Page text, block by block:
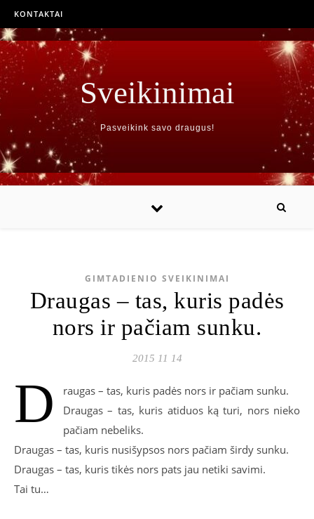
KONTAKTAI
Sveikinimai
Pasveikink savo draugus!
GIMTADIENIO SVEIKINIMAI
Draugas – tas, kuris padės
nors ir pačiam sunku.
2015 11 14
D
raugas – tas, kuris padės nors ir pačiam sunku.
Draugas – tas, kuris atiduos ką turi, nors nieko
pačiam nebeliks.
Draugas – tas, kuris nusišypsos nors pačiam širdy sunku.
Draugas – tas, kuris tikės nors pats jau netiki savimi.
Tai tu…